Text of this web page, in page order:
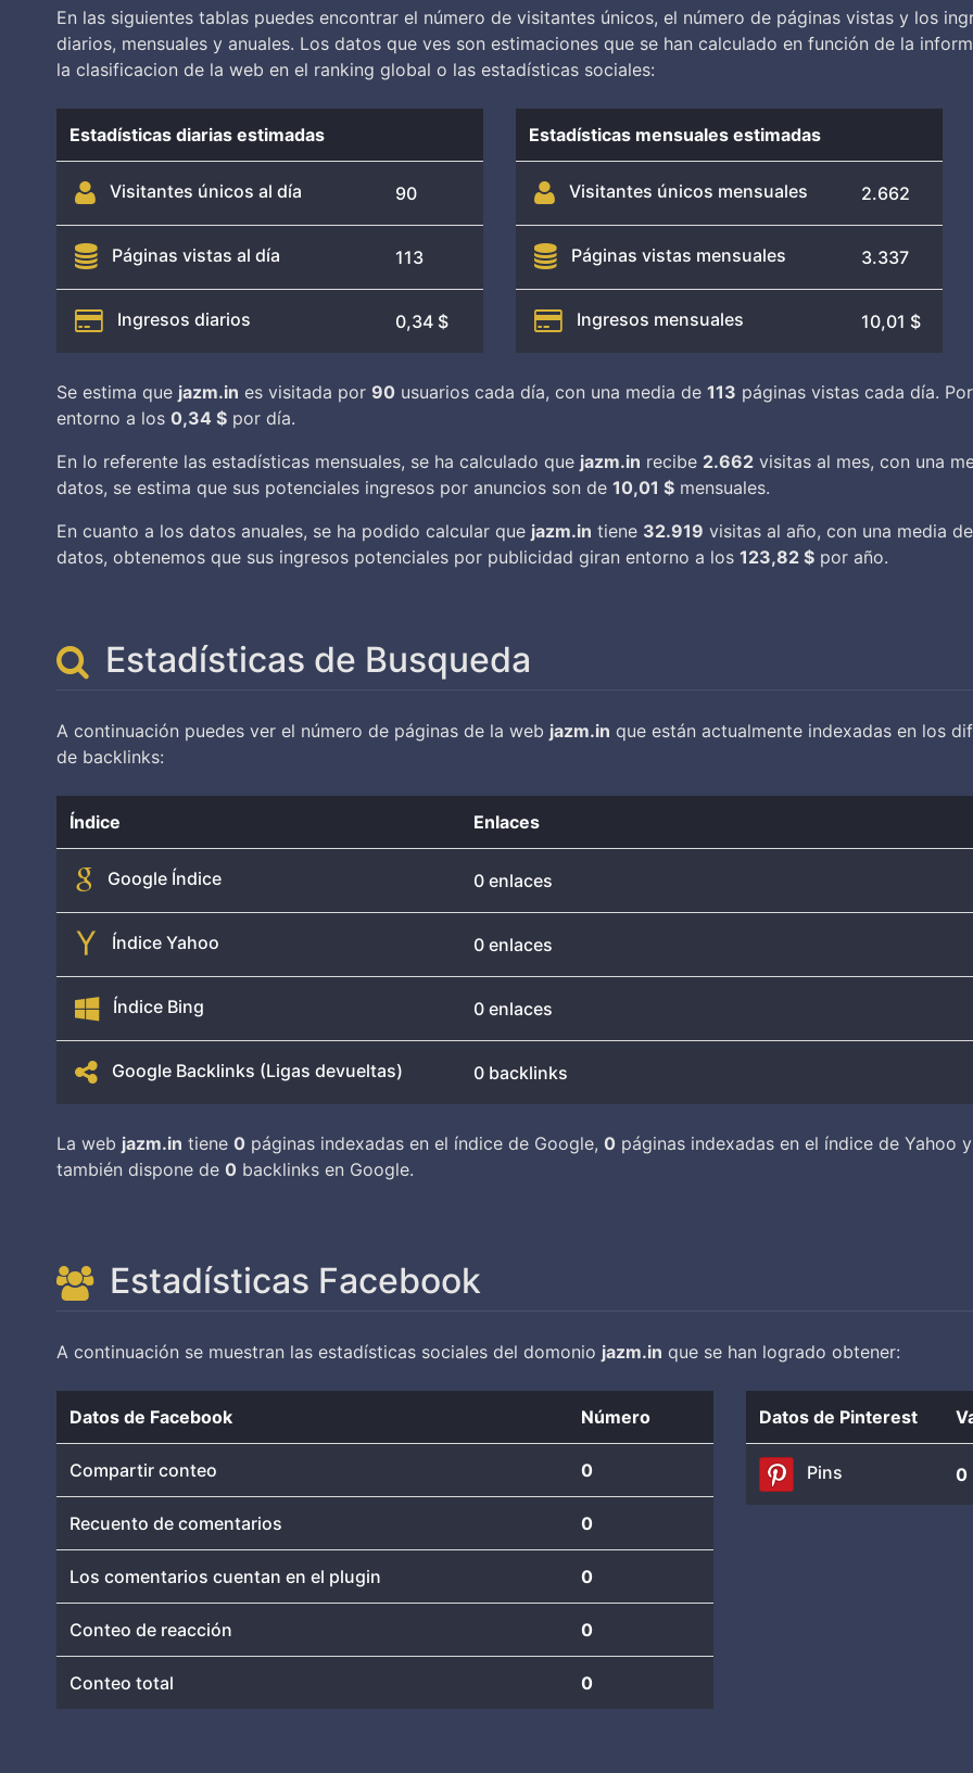
En las siguientes tablas puedes encontrar el número de visitantes únicos, el número de páginas vistas y los
diarios, mensuales y anuales. Los datos que ves son estimaciones que se han calculado en función de la
la clasificacion de la web en el ranking global o las estadísticas sociales:
Estadísticas diarias estimadas
Visitantes únicos al día 90
Páginas vistas al día 113
Ingresos diarios 0,34 $
Estadísticas mensuales estimadas
Visitantes únicos mensuales 2.662
Páginas vistas mensuales 3.337
Ingresos mensuales 10,01 $
Se estima que jazm.in es visitada por 90 usuarios cada día, con una media de 113 páginas vistas cada día.
entorno a los 0,34 $ por día.
En lo referente las estadísticas mensuales, se ha calculado que jazm.in recibe 2.662 visitas al mes, con una
datos, se estima que sus potenciales ingresos por anuncios son de 10,01 $ mensuales.
En cuanto a los datos anuales, se ha podido calcular que jazm.in tiene 32.919 visitas al año, con una media de
datos, obtenemos que sus ingresos potenciales por publicidad giran entorno a los 123,82 $ por año.
Estadísticas de Busqueda
A continuación puedes ver el número de páginas de la web jazm.in que están actualmente indexadas en los
de backlinks:
Índice Enlaces
Google Índice 0 enlaces
Índice Yahoo 0 enlaces
Índice Bing 0 enlaces
Google Backlinks (Ligas devueltas) 0 backlinks
La web jazm.in tiene 0 páginas indexadas en el índice de Google, 0 páginas indexadas en el índice de Yahoo y
también dispone de 0 backlinks en Google.
Estadísticas Facebook
A continuación se muestran las estadísticas sociales del domonio jazm.in que se han logrado obtener:
Datos de Facebook Número
Compartir conteo 0
Recuento de comentarios 0
Los comentarios cuentan en el plugin 0
Conteo de reacción 0
Conteo total 0
Datos de Pinterest
Pins 0